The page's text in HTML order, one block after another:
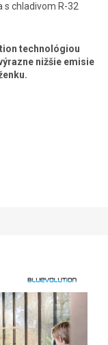
s chladivom R-32
technológiou
nižšie emisie